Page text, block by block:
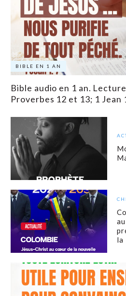
BIBLE EN 1 AN
Bible audio en 1 an.
Proverbes 12 et 13; 1 Jean
la